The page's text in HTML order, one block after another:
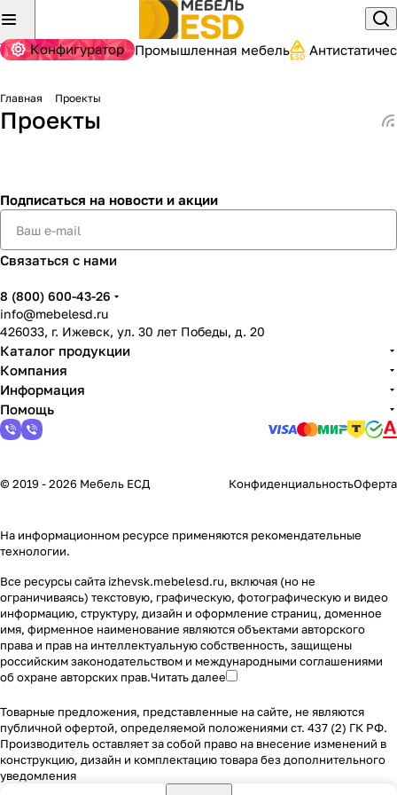
Конфигуратор Промышленная мебель
Главная Проекты
Проекты
Подписаться на новости и акции
Связаться с нами
8 (800) 600-43-26
info@mebelesd.ru
426033, г. Ижевск, ул. 30 лет Победы, д. 20
Каталог продукции
Компания
Информация
Помощь
© 2019 - 2026 Мебель ЕСД КонфиденциальностьОферта
На информационном ресурсе применяются рекомендательные
технологии.
Все ресурсы сайта izhevsk.mebelesd.ru, включая (но не
ограничиваясь) текстовую, графическую, фотографическую и видео
информацию, структуру, дизайн и оформление страниц, доменное
имя, фирменное наименование являются объектами авторского
права и прав на интеллектуальную собственность, защищены
российским законодательством и международными соглашениями
об охране авторских прав.Читать далее
Товарные предложения, представленные на сайте, не являются
публичной офертой, определяемой положениями ст. 437 (2) ГК РФ.
Производитель оставляет за собой право на внесение изменений в
конструкцию, дизайн и комплектацию товара без дополнительного
уведомления